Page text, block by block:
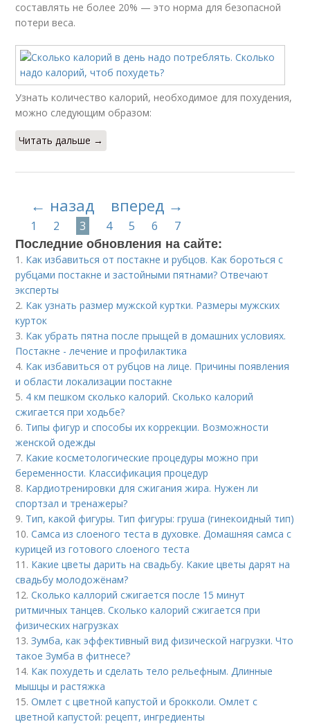
составлять не более 20% — это норма для безопасной
потери веса.
Узнать количество калорий, необходимое для похудения,
можно следующим образом:
Читать дальше →
← назад вперед →
1 2 3 4 5 6 7
Последние обновления на сайте:
1. Как избавиться от постакне и рубцов. Как бороться с
рубцами постакне и застойными пятнами? Отвечают
эксперты
2. Как узнать размер мужской куртки. Размеры мужских
курток
3. Как убрать пятна после прыщей в домашних условиях.
Постакне - лечение и профилактика
4. Как избавиться от рубцов на лице. Причины появления
и области локализации постакне
5. 4 км пешком сколько калорий. Сколько калорий
сжигается при ходьбе?
6. Типы фигур и способы их коррекции. Возможности
женской одежды
7. Какие косметологические процедуры можно при
беременности. Классификация процедур
8. Кардиотренировки для сжигания жира. Нужен ли
спортзал и тренажеры?
9. Тип, какой фигуры. Тип фигуры: груша (гинекоидный тип)
10.Самса из слоеного теста в духовке. Домашняя самса с
курицей из готового слоеного теста
11. Какие цветы дарить на свадьбу. Какие цветы дарят на
свадьбу молодожёнам?
12.Сколько каллорий сжигается после 15 минут
ритмичных танцев. Сколько калорий сжигается при
физических нагрузках
13.Зумба, как эффективный вид физической нагрузки. Что
такое Зумба в фитнесе?
14. Как похудеть и сделать тело рельефным. Длинные
мышцы и растяжка
15.Омлет с цветной капустой и брокколи. Омлет с
цветной капустой: рецепт, ингредиенты